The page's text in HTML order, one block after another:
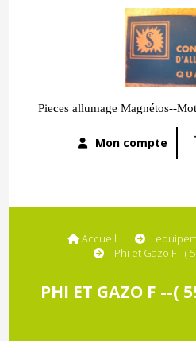
Pieces allumage Magnétos--
Mon compte
Accueil
Phi et Gazo F --(
PHI ET GAZO F --(